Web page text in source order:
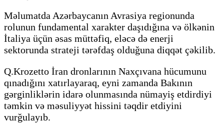
Məlumatda Azərbaycanın Avrasiya regionunda
rolunun fundamental xarakter daşıdığına və ölkənin
İtaliya üçün əsas müttəfiq, eləcə də enerji
sektorunda strateji tərəfdaş olduğuna diqqət çəkilib.
Q.Krozetto İran dronlarının Naxçıvana hücumunu
qınadığını xatırlayaraq, eyni zamanda Bakının
gərginliklərin idarə olunmasında nümayiş etdirdiyi
təmkin və məsuliyyət hissini təqdir etdiyini
vurğulayıb.